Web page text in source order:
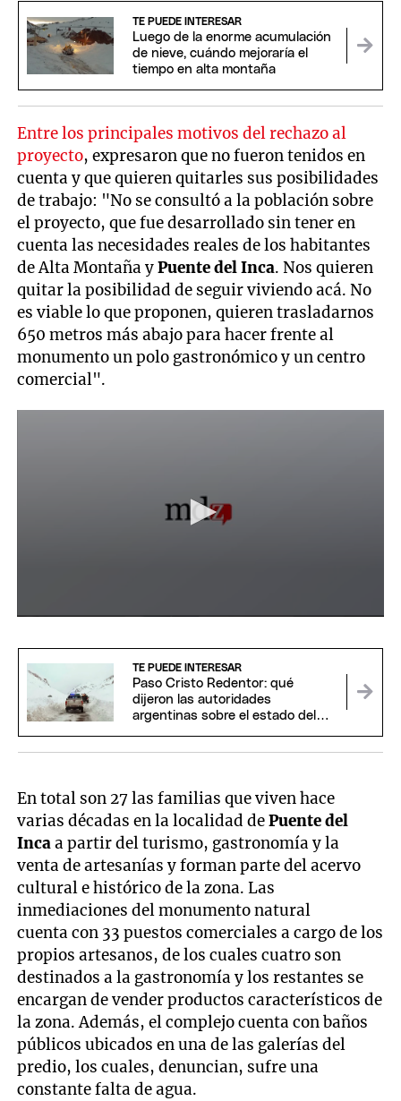
TE PUEDE INTERESAR
Luego de la enorme acumulación
de nieve, cuándo mejoraría el
tiempo en alta montaña
Entre los principales motivos del rechazo al
proyecto, expresaron que no fueron tenidos en
cuenta y que quieren quitarles sus posibilidades
de trabajo: "No se consultó a la población sobre
el proyecto, que fue desarrollado sin tener en
cuenta las necesidades reales de los habitantes
de Alta Montaña yPuente del Inca. Nos quieren
quitar la posibilidad de seguir viviendo acá. No
es viable lo que proponen, quieren trasladarnos
650 metros más abajo para hacer frente al
monumento un polo gastronómico y un centro
comercial".
of
minutes,
seconds
TE PUEDE INTERESAR
Paso Cristo Redentor: qué
dijeron las autoridades
argentinas sobre el estado del
En total son 27 las familias que viven hace
varias décadas en la localidad dePuente del
Incaa partir del turismo, gastronomía y la
venta de artesanías y forman parte del acervo
cultural e histórico de la zona. Las
inmediaciones del monumento natural
cuenta con 33 puestos comerciales a cargo de los
propios artesanos, de los cuales cuatro son
destinados a la gastronomía y los restantes se
encargan de vender productos característicos de
la zona. Además, el complejo cuenta con baños
públicos ubicados en una de las galerías del
predio, los cuales, denuncian, sufre una
constante falta de agua.